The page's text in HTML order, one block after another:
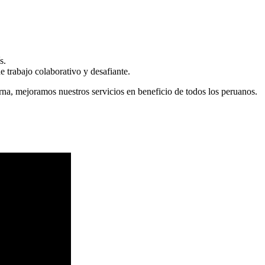
trabajo colaborativo y desafiante.
mejoramos nuestros servicios en beneficio de todos los peruanos.